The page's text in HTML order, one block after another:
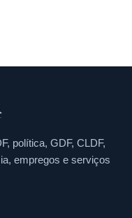
política, GDF, CLDF,
empregos e serviços